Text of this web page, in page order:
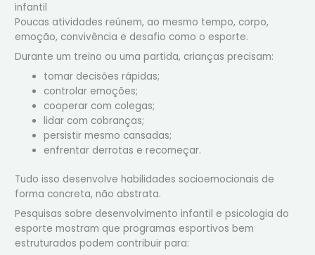
infantil
Poucas atividades reúnem, ao mesmo tempo, corpo,
emoção, convivência e desafio como o esporte.
Durante um treino ou uma partida, crianças precisam:
tomar decisões rápidas;
controlar emoções;
cooperar com colegas;
lidar com cobranças;
persistir mesmo cansadas;
enfrentar derrotas e recomeçar.
Tudo isso desenvolve habilidades socioemocionais de
forma concreta, não abstrata.
Pesquisas sobre desenvolvimento infantil e psicologia do
esporte mostram que programas esportivos bem
estruturados podem contribuir para: